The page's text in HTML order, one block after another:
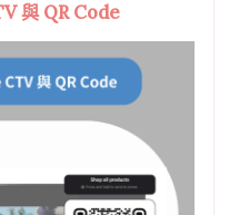
與 QR Code